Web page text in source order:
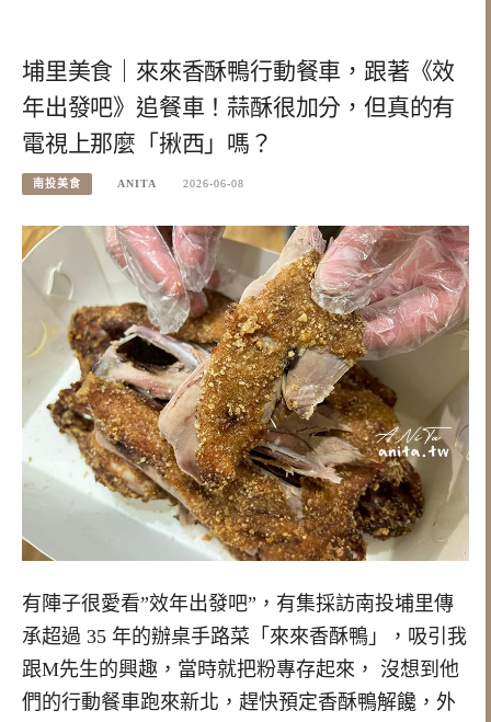
埔里美食｜來來香酥鴨行動餐車，跟著《效
年出發吧》追餐車！蒜酥很加分，但真的有
電視上那麼「揪西」嗎？
南投美食 ANITA 2026-06-08
有陣子很愛看”效年出發吧”，有集採訪南投埔里傳
承超過 35 年的辦桌手路菜「來來香酥鴨」，吸引我
跟M先生的興趣，當時就把粉專存起來， 沒想到他
們的行動餐車跑來新北，趕快預定香酥鴨解饞，外